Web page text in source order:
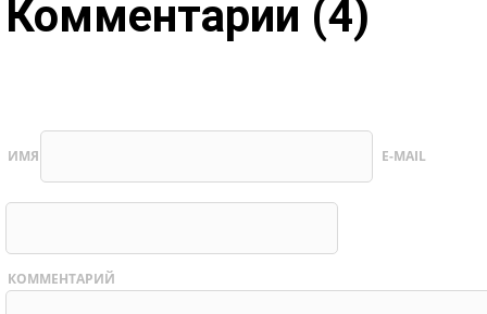
Комментарии (4)
ИМЯ E-MAIL
КОММЕНТАРИЙ